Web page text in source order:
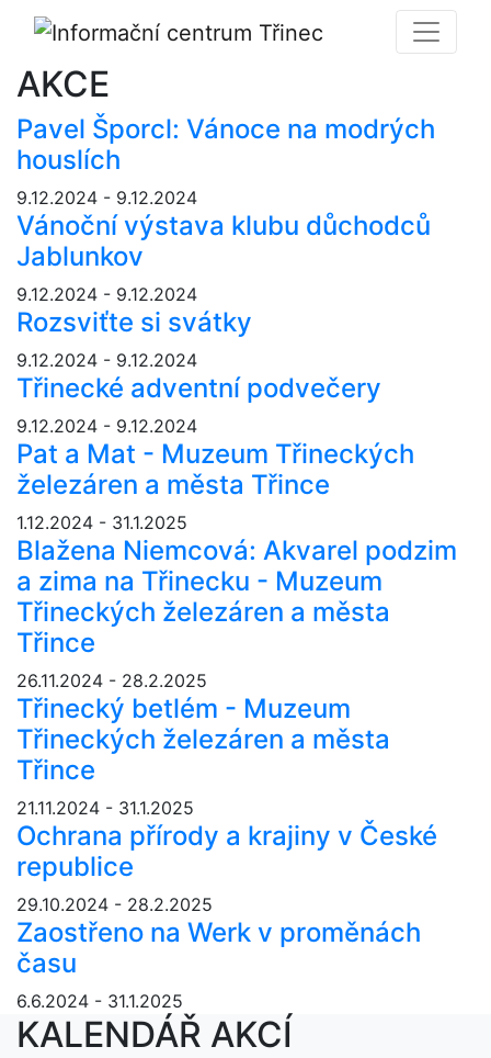
AKCE
Pavel Šporcl: Vánoce na modrých
houslích
9.12.2024 - 9.12.2024
Vánoční výstava klubu důchodců
Jablunkov
9.12.2024 - 9.12.2024
Rozsviťte si svátky
9.12.2024 - 9.12.2024
Třinecké adventní podvečery
9.12.2024 - 9.12.2024
Pat a Mat - Muzeum Třineckých
železáren a města Třince
1.12.2024 - 31.1.2025
Blažena Niemcová: Akvarel podzim
a zima na Třinecku - Muzeum
Třineckých železáren a města
Třince
26.11.2024 - 28.2.2025
Třinecký betlém - Muzeum
Třineckých železáren a města
Třince
21.11.2024 - 31.1.2025
Ochrana přírody a krajiny v České
republice
29.10.2024 - 28.2.2025
Zaostřeno na Werk v proměnách
času
6.6.2024 - 31.1.2025
KALENDÁŘ AKCÍ